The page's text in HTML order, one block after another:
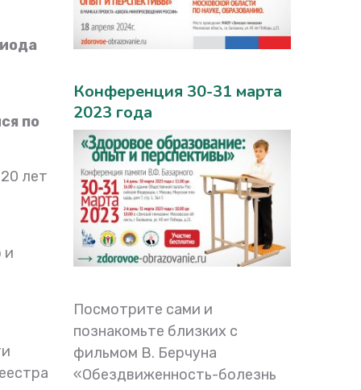
по
лет
и
Конференция 30-31 марта
2023 года
Посмотрите сами и
познакомьте близких с
фильмом В. Берчуна
«Обездвиженность-болезнь